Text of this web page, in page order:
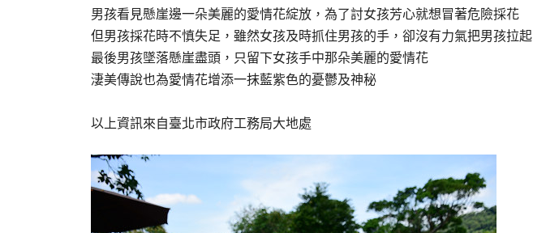
男孩看見懸崖邊一朵美麗的愛情花綻放，為了討女孩芳心就想冒著危險採花
但男孩採花時不慎失足，雖然女孩及時抓住男孩的手，卻沒有力氣把男孩拉起
最後男孩墜落懸崖盡頭，只留下女孩手中那朵美麗的愛情花
淒美傳說也為愛情花增添一抹藍紫色的憂鬱及神秘
以上資訊來自臺北市政府工務局大地處